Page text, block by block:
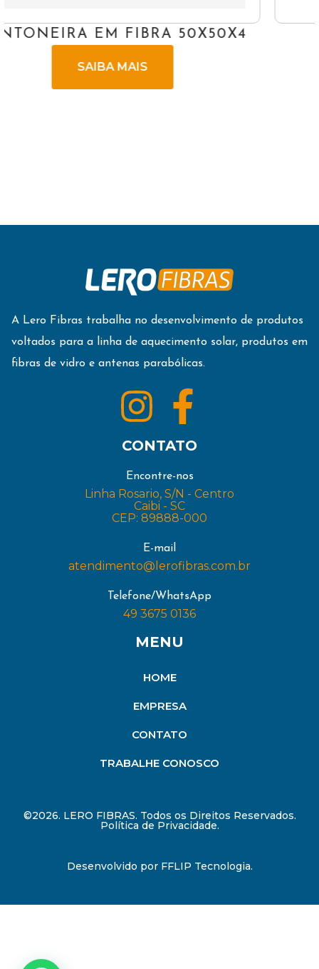
CAMPÂNULA CONE
A Lero Fibras trabalha no desenvolvimento de produtos
voltados para a linha de aquecimento solar, produtos em
fibras de vidro e antenas parabólicas.
CONTATO
Encontre-nos
Linha Rosario, S/N - Centro
Caibi - SC
CEP: 89888-000
E-mail
atendimento@lerofibras.com.br
Telefone/WhatsApp
49 3675 0136
MENU
HOME
EMPRESA
CONTATO
TRABALHE CONOSCO
©2026. LERO FIBRAS. Todos os Direitos Reservados.
Política de Privacidade.
Desenvolvido por FFLIP Tecnologia.